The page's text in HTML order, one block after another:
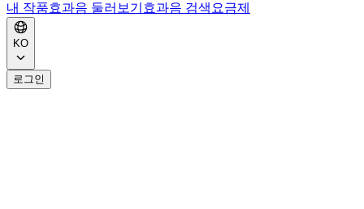
내 작품효과음 둘러보기 효과음 검색 요금제
KO
로그인